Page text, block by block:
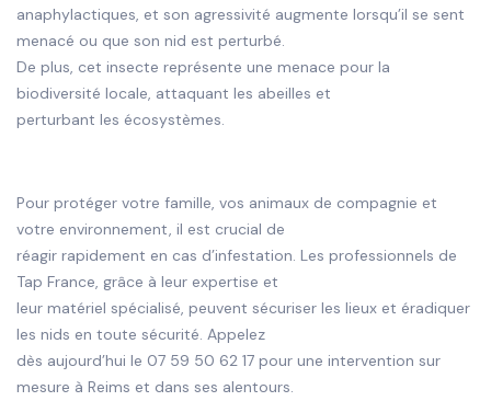
anaphylactiques, et son agressivité augmente lorsqu’il se sent
menacé ou que son nid est perturbé.
De plus, cet insecte représente une menace pour la
biodiversité locale, attaquant les abeilles et
perturbant les écosystèmes.
Pour protéger votre famille, vos animaux de compagnie et
votre environnement, il est crucial de
réagir rapidement en cas d’infestation. Les professionnels de
Tap France, grâce à leur expertise et
leur matériel spécialisé, peuvent sécuriser les lieux et éradiquer
les nids en toute sécurité. Appelez
dès aujourd’hui le 07 59 50 62 17 pour une intervention sur
mesure à Reims et dans ses alentours.